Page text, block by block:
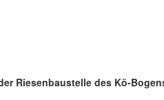
Riesenbaustelle des Kö-